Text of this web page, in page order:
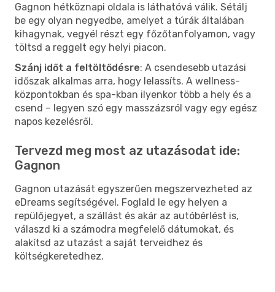
Gagnon hétköznapi oldala is láthatóvá válik. Sétálj
be egy olyan negyedbe, amelyet a túrák általában
kihagynak, vegyél részt egy főzőtanfolyamon, vagy
töltsd a reggelt egy helyi piacon.
Szánj időt a feltöltődésre: A csendesebb utazási
időszak alkalmas arra, hogy lelassíts. A wellness-
központokban és spa-kban ilyenkor több a hely és a
csend – legyen szó egy masszázsról vagy egy egész
napos kezelésről.
Tervezd meg most az utazásodat ide:
Gagnon
Gagnon utazását egyszerűen megszervezheted az
eDreams segítségével. Foglald le egy helyen a
repülőjegyet, a szállást és akár az autóbérlést is,
válaszd ki a számodra megfelelő dátumokat, és
alakítsd az utazást a saját terveidhez és
költségkeretedhez.